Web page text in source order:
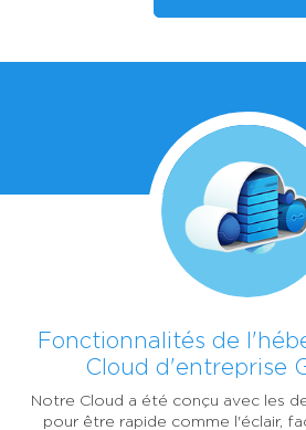
Fonctionnalités de
Cloud d'entreprise
Notre Cloud a été conçu avec les
pour être rapide comme l'éclair,